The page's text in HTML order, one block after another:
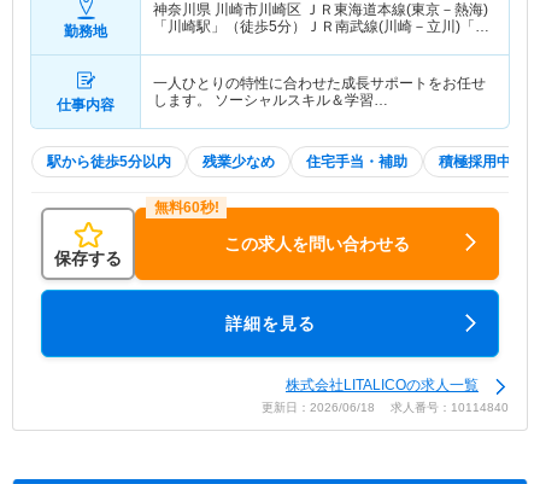
勤務地
神奈川県 川崎市川崎区 ＪＲ東海道本線(東京－熱海)
「川崎駅」（徒歩5分）ＪＲ南武線(川崎－立川)「川
仕事内容
一人ひとりの特性に合わせた成長サポートをお任せ
します。 ソーシャルスキル＆学習…
駅から徒歩5分以内 残業少なめ 住宅手当・補助 積極採用中
保存する
この求人を問い合わせる
詳細を見る
株式会社LITALICOの求人一覧
更新日：2026/06/18 求人番号：10114840